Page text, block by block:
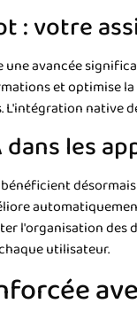
: votre
avancée
et optimise la
native
les
bénéficient
l'organisation des
utilisateur.